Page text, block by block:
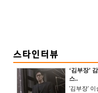
‘김부장’
스..
'김부장' 이